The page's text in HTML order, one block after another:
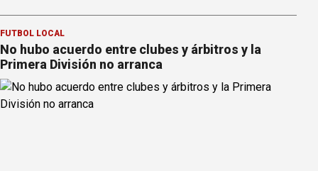
FÚTBOL LOCAL
No hubo acuerdo entre clubes y árbitros y la
Primera División no arranca